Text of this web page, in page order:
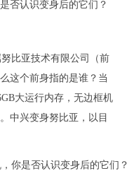
比亚技术有限公司（前
这个前身指的是谁？当
大运行内存，无边框机
中兴变身努比亚，以目